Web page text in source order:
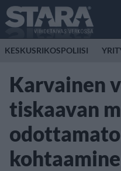
KESKUSRIKOSPOLIISI
Karvainen
tiskaavan